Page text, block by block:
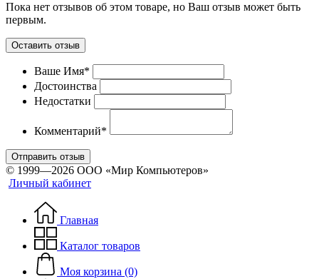
Пока нет отзывов об этом товаре, но Ваш отзыв может быть
первым.
Оставить отзыв
Ваше Имя*
Достоинства
Недостатки
Комментарий*
Отправить отзыв
© 1999—2026 ООО «Мир Компьютеров»
Личный кабинет
Главная
Каталог товаров
Моя корзина (0)